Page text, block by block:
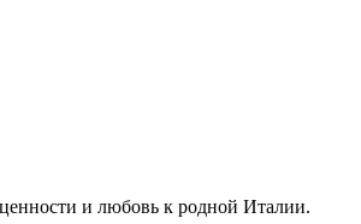
и любовь к родной Италии.